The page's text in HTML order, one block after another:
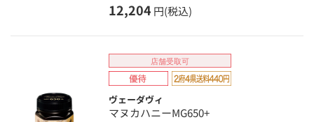
12,204 円(税込)
店舗受取可
ヴェーダヴィ
マヌカハニーMG650+